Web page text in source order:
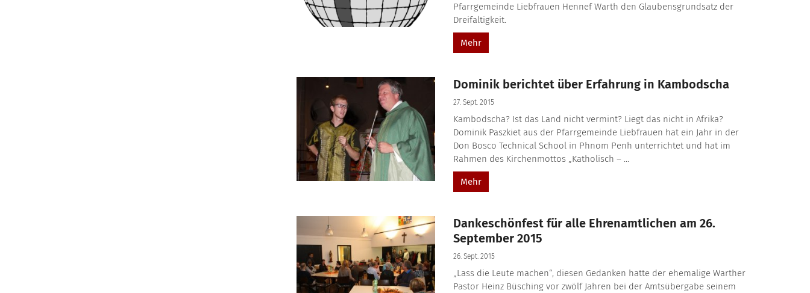
Pfarrgemeinde Liebfrauen Hennef Warth den Glaubensgrundsatz der
Dreifaltigkeit.
Mehr
Dominik berichtet über Erfahrung in Kambodscha
27. Sept. 2015
Kambodscha? Ist das Land nicht vermint? Liegt das nicht in Afrika?
Dominik Paszkiet aus der Pfarrgemeinde Liebfrauen hat ein Jahr in der
Don Bosco Technical School in Phnom Penh unterrichtet und hat im
Rahmen des Kirchenmottos „Katholisch – ...
Mehr
Dankeschönfest für alle Ehrenamtlichen am 26.
September 2015
26. Sept. 2015
„Lass die Leute machen“, diesen Gedanken hatte der ehemalige Warther
Pastor Heinz Büsching vor zwölf Jahren bei der Amtsübergabe seinem